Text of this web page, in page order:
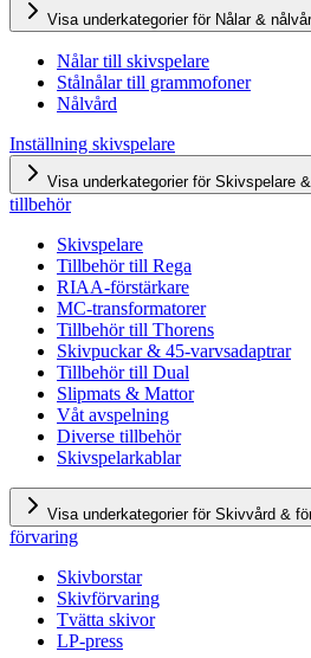
Visa underkategorier för Nålar &
Nålar till skivspelare
Stålnålar till grammofoner
Nålvård
Inställning skivspelare
Visa underkategorier för Skivspelare
tillbehör
Skivspelare
Tillbehör till Rega
RIAA-förstärkare
MC-transformatorer
Tillbehör till Thorens
Skivpuckar & 45-varvsadaptrar
Tillbehör till Dual
Slipmats & Mattor
Våt avspelning
Diverse tillbehör
Skivspelarkablar
Visa underkategorier för Skivvård &
förvaring
Skivborstar
Skivförvaring
Tvätta skivor
LP-press